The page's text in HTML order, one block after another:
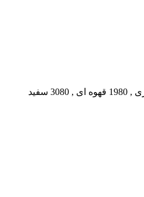
, 1980 قهوه ای , 3080 سفید